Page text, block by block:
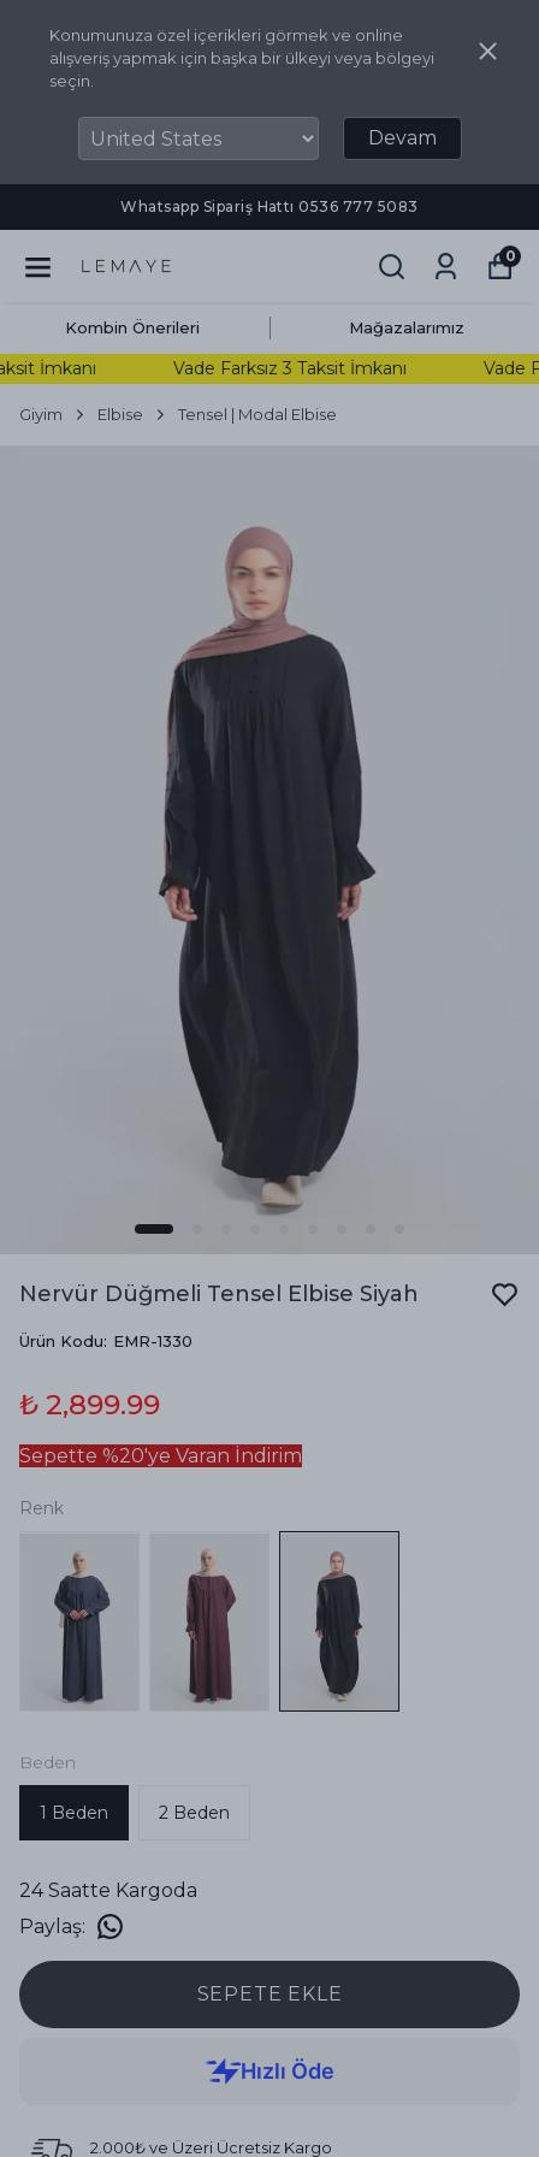
Konumunuza özel içerikleri görmek ve online
alışveriş yapmak için başka bir ülkeyi veya bölgeyi
seçin.
Devam
Whatsapp Sipariş Hattı ‪0536 777 5083‬
0
Kombin Önerileri Mağazalarımız
İmkanı Vade Farksız 3 Taksit İmkanı Vade
Giyim Elbise Tensel | Modal Elbise
Nervür Düğmeli Tensel Elbise Siyah
Ürün Kodu: EMR-1330
₺ 2,899.99
Sepette %20'ye Varan İndirim
Renk
Beden
1 Beden 2 Beden
24 Saatte Kargoda
Paylaş:
SEPETE EKLE
2.000₺ ve Üzeri Ücretsiz Kargo